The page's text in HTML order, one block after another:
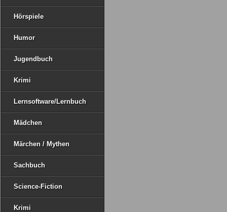
Hörspiele
Humor
Jugendbuch
Krimi
Lernsoftware/Lernbuch
Mädchen
Märchen / Mythen
Sachbuch
Science-Fiction
Krimi